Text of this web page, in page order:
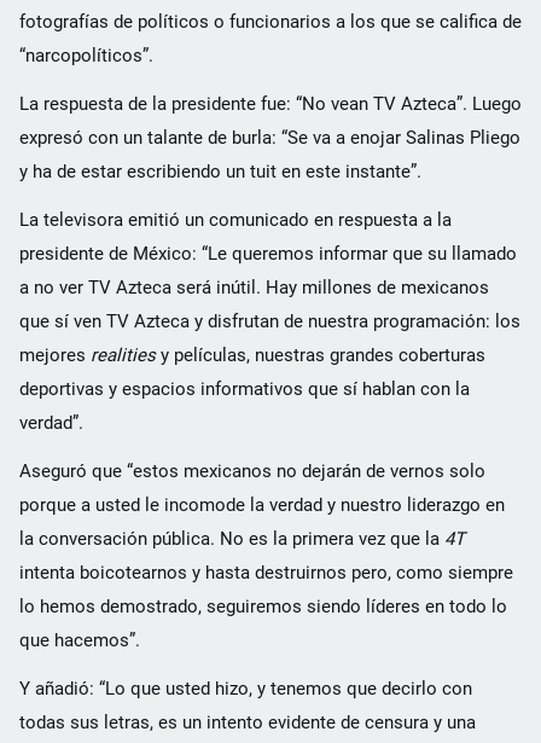
fotografías de políticos o funcionarios a los que se califica de
“narcopolíticos”.
La respuesta de la presidente fue: “No vean TV Azteca”. Luego
expresó con un talante de burla: “Se va a enojar Salinas Pliego
y ha de estar escribiendo un tuit en este instante”.
La televisora emitió un comunicado en respuesta a la
presidente de México: “Le queremos informar que su llamado
a no ver TV Azteca será inútil. Hay millones de mexicanos
que sí ven TV Azteca y disfrutan de nuestra programación: los
mejores realitiesy películas, nuestras grandes coberturas
deportivas y espacios informativos que sí hablan con la
verdad”.
Aseguró que “estos mexicanos no dejarán de vernos solo
porque a usted le incomode la verdad y nuestro liderazgo en
la conversación pública. No es la primera vez que la 4T
intenta boicotearnos y hasta destruirnos pero, como siempre
lo hemos demostrado, seguiremos siendo líderes en todo lo
que hacemos”.
Y añadió: “Lo que usted hizo, y tenemos que decirlo con
todas sus letras, es un intento evidente de censura y una